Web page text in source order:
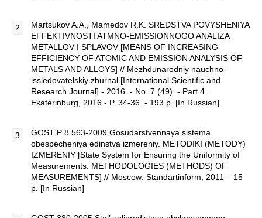
Martsukov A.A., Mamedov R.K. SREDSTVA POVYSHENIYA
EFFEKTIVNOSTI ATMNO-EMISSIONNOGO ANALIZA
METALLOV I SPLAVOV [MEANS OF INCREASING
EFFICIENCY OF ATOMIC AND EMISSION ANALYSIS OF
METALS AND ALLOYS] // Mezhdunarodniy nauchno-
issledovatelskiy zhurnal [International Scientific and
Research Journal] - 2016. - No. 7 (49). - Part 4.
Ekaterinburg, 2016 - P. 34-36. - 193 p. [In Russian]
GOST Р 8.563-2009 Gosudarstvennaya sistema
obespecheniya edinstva izmereniy. METODIKI (METODY)
IZMERENIY [State System for Ensuring the Uniformity of
Measurements. METHODOLOGIES (METHODS) OF
MEASUREMENTS] // Moscow: Standartinform, 2011 – 15
p. [In Russian]